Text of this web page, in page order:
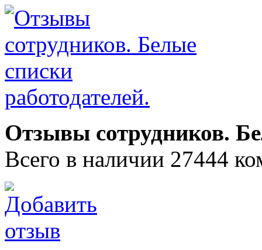
Отзывы сотрудников.
Всего в наличии 27444